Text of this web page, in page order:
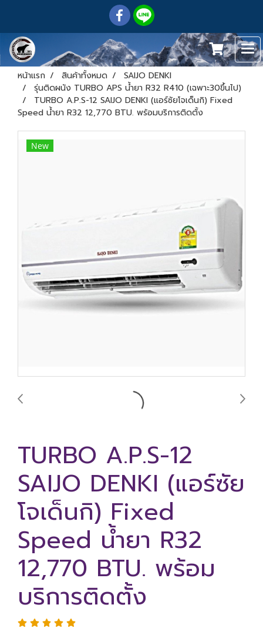
หน้าแรก สินค้าทั้งหมด
SAIJO DENKI
รุ่นติดผนัง TURBO APS น้ำยา R32 R410 (เฉพาะ30ขึ้นไป)
TURBO A.P.S-12 SAIJO DENKI (แอร์ซัยโจเด็นกิ) Fixed
Speed น้ำยา R32 12,770 BTU. พร้อมบริการติดตั้ง
New
TURBO A.P.S-12
SAIJO DENKI (แอร์ซัย
โจเด็นกิ) Fixed
Speed น้ำยา R32
12,770 BTU. พร้อม
บริการติดตั้ง